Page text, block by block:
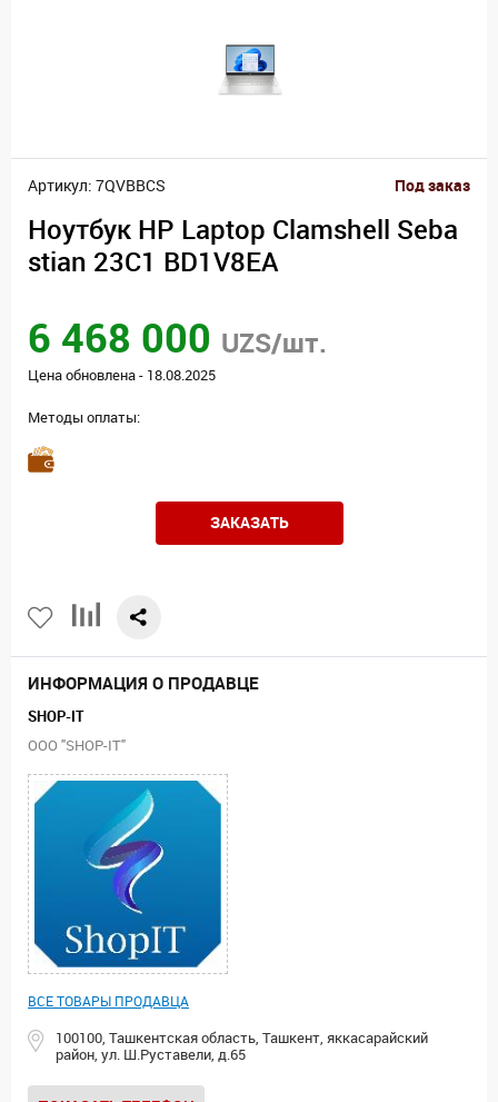
Артикул: 7QVBBCS Под заказ
Ноутбук HP Laptop Clamshell Seba
stian 23C1 BD1V8EA
6 468 000 UZS/шт.
Цена обновлена - 18.08.2025
Методы оплаты:
ЗАКАЗАТЬ
ИНФОРМАЦИЯ О ПРОДАВЦЕ
SHOP-IT
ООО "SHOP-IT"
ВСЕ ТОВАРЫ ПРОДАВЦА
100100, Ташкентская область, Ташкент, яккасарайский
район, ул. Ш.Руставели, д.65